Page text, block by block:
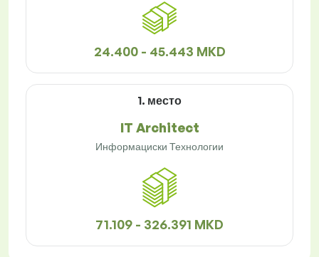
24.400 - 45.443 MKD
1. место
IT Architect
Информациски Технологии
71.109 - 326.391 MKD